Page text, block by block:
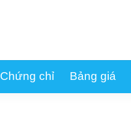
Chứng chỉ Bảng giá